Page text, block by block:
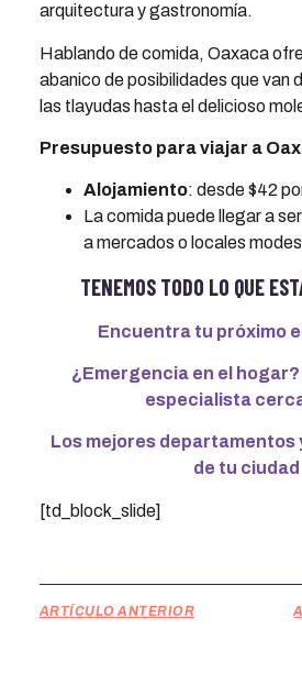
arquitectura y gastronomía.
Hablando de comida, Oaxaca
abanico de posibilidades que van
las tlayudas hasta el delicioso
Presupuesto para viajar a
Alojamiento: desde $42
La comida puede llegar a
a mercados o locales
TENEMOS TODO LO QUE
Encuentra tu próximo
¿Emergencia en el
especialista
Los mejores departamentos
de tu ciudad
[td_block_slide]
ARTÍCULO ANTERIOR